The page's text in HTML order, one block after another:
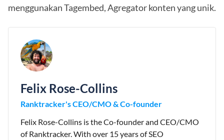
menggunakan Tagembed, Agregator konten yang unik.
Felix Rose-Collins
Ranktracker's CEO/CMO & Co-founder
Felix Rose-Collins is the Co-founder and CEO/CMO
of Ranktracker. With over 15 years of SEO